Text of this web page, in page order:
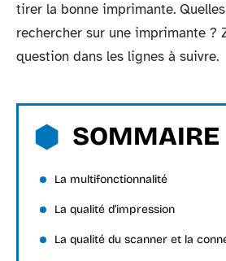
tirer la bonne imprimante.
rechercher sur une imprimante ?
question dans les lignes à suivre.
SOMMAIRE
La multifonctionnalité
La qualité d’impression
La qualité du scanner et la